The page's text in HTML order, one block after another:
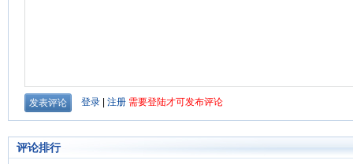
评论排行